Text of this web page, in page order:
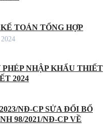
TOÁN TỔNG HỢP
NHẬP KHẨU THIẾT
2024
NĐ-CP SỬA ĐỔI BỔ
98/2021/NĐ-CP VỀ